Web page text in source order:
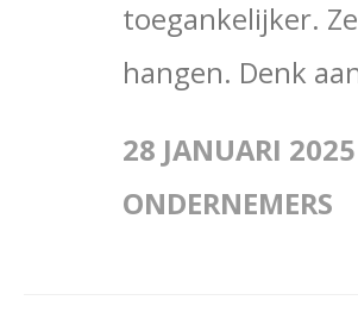
toegankelijker.
hangen. Denk
28 JANUARI 2025
ONDERNEMERS